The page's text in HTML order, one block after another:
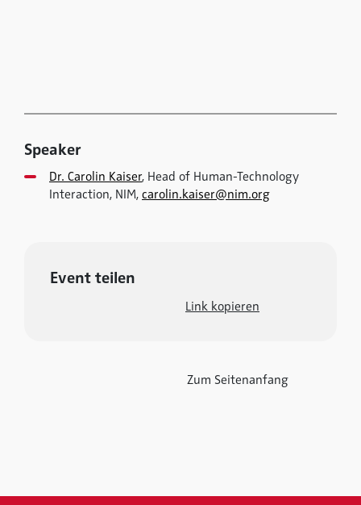
Speaker
Dr. Carolin Kaiser, Head of Human-Technology
Interaction, NIM, carolin.kaiser@nim.org
Event teilen
Link kopieren
Zum Seitenanfang